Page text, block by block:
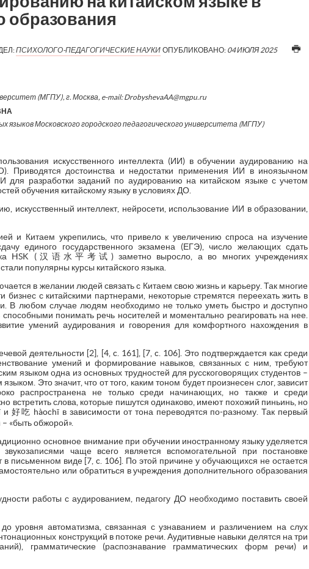
образования
ПСИХОЛОГО-ПЕДАГОГИЧЕСКИЕ НАУКИ ОПУБЛИКОВАНО: 04 ИЮЛЯ 2025
(МГПУ), г. Москва, e-mail: DrobyshevaAA@mgpu.ru
Московского городского педагогического университета (МГПУ)
искусственного интеллекта (ИИ) в обучении аудированию на
Приводятся достоинства и недостатки применения ИИ в иноязычном
для разработки заданий по аудированию на китайском языке с учетом
обучения китайскому языку в условиях ДО.
искусственный интеллект, нейросети, использование ИИ в образовании,
и Китаем укрепились, что привело к увеличению спроса на изучение
единого государственного экзамена (ЕГЭ), число желающих сдать
HSK (汉语水平考试) заметно выросло, а во многих учреждениях
популярны курсы китайского языка.
в желании людей связать с Китаем свою жизнь и карьеру. Так многие
бизнес с китайскими партнерами, некоторые стремятся переехать жить в
В любом случае людям необходимо не только уметь быстро и доступно
понимать речь носителей и моментально реагировать на нее.
умений аудирования и говорения для комфортного нахождения в
деятельности [2], [4, c. 161], [7, c. 106]. Это подтверждается как среди
умений и формирование навыков, связанных с ним, требуют
языком одна из основных трудностей для русскоговорящих студентов –
Это значит, что от того, каким тоном будет произнесен слог, зависит
распространена не только среди начинающих, но также и среди
встретить слова, которые пишутся одинаково, имеют похожий пиньинь, но
吃 hàochī в зависимости от тона переводятся по-разному. Так первый
«быть обжорой».
основное внимание при обучении иностранному языку уделяется
чаще всего является вспомогательной при постановке
письменном виде [7, c. 106]. По этой причине у обучающихся не остается
или обратиться в учреждения дополнительного образования
работы с аудированием, педагогу ДО необходимо поставить своей
уровня автоматизма, связанная с узнаванием и различением на слух
конструкций в потоке речи. Аудитивные навыки делятся на три
грамматические (распознавание грамматических форм речи) и